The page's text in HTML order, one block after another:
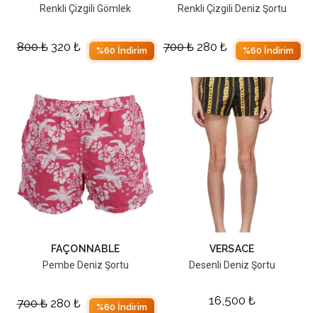
Renkli Çizgili Gömlek
800₺ 320 ₺ %60 İndirim
Renkli Çizgili Deniz Şortu
700₺ 280 ₺ %60 İndirim
FAÇONNABLE
Pembe Deniz Şortu
700₺ 280 ₺ %60 İndirim
VERSACE
Desenli Deniz Şortu
16,500 ₺